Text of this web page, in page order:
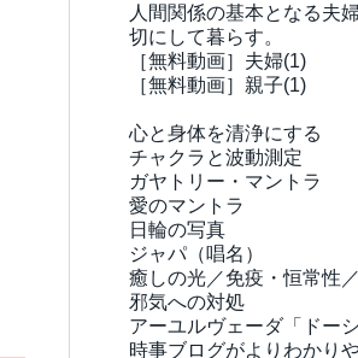
人間関係の基本となる夫
切にして暮らす。
［無料動画］夫婦(1)
［無料動画］親子(1)
心と身体を清浄にする
チャクラと波動測定
ガヤトリー・マントラ
愛のマントラ
日輪の写真
ジャパ（唱名）
癒しの光／免疫・恒常性
邪気への対処
アーユルヴェーダ「ドーシ
時事ブログがよりわかり